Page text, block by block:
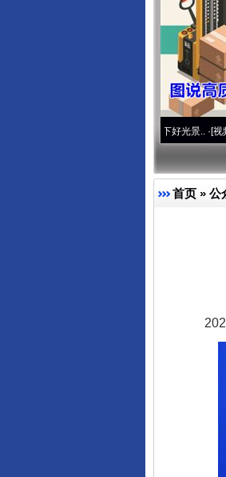
·[视频]因党而生 为
首页 » 公
2026